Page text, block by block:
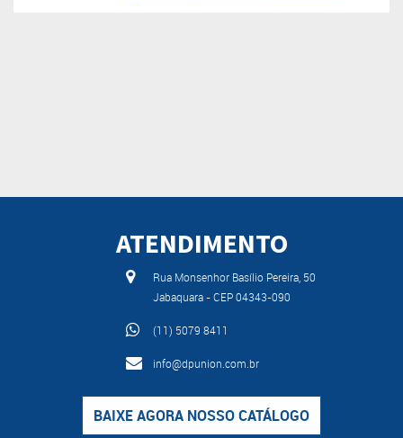
ATENDIMENTO
Rua Monsenhor Basílio Pereira, 50
Jabaquara - CEP 04343-090
(11) 5079 8411
info@dpunion.com.br
BAIXE AGORA NOSSO CATÁLOGO